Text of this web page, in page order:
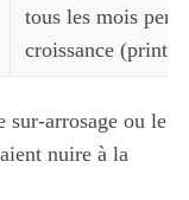
tous les mois
croissance
sur-arrosage ou le
nuire à la